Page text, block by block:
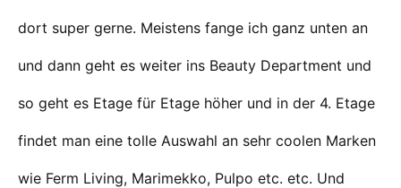
dort super gerne. Meistens fange ich ganz unten an
und dann geht es weiter ins Beauty Department und
so geht es Etage für Etage höher und in der 4. Etage
findet man eine tolle Auswahl an sehr coolen Marken
wie Ferm Living, Marimekko, Pulpo etc. etc. Und